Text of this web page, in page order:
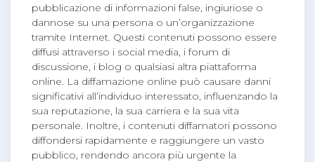
pubblicazione di informazioni false, ingiuriose o
dannose su una persona o un’organizzazione
tramite Internet. Questi contenuti possono essere
diffusi attraverso i social media, i forum di
discussione, i blog o qualsiasi altra piattaforma
online. La diffamazione online può causare danni
significativi all’individuo interessato, influenzando la
sua reputazione, la sua carriera e la sua vita
personale. Inoltre, i contenuti diffamatori possono
diffondersi rapidamente e raggiungere un vasto
pubblico, rendendo ancora più urgente la